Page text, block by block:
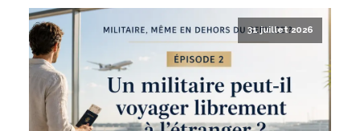
31 juillet 2026